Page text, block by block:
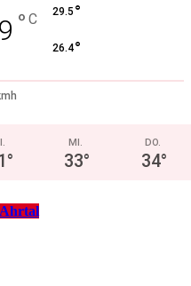
° C 29.5 °
26.4°
°
MI.
33°
DO.
34°